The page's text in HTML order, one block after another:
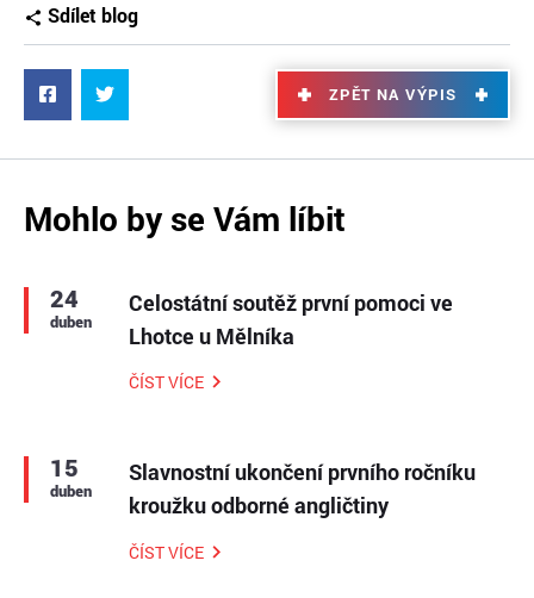
Sdílet blog
ZPĚT NA VÝPIS
Mohlo by se Vám líbit
24
duben
Celostátní soutěž první pomoci ve
Lhotce u Mělníka
ČÍST VÍCE
15
duben
Slavnostní ukončení prvního ročníku
kroužku odborné angličtiny
ČÍST VÍCE